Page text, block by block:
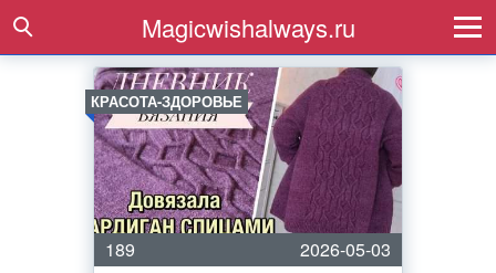
Magicwishalways.ru
КРАСОТА-ЗДОРОВЬЕ
189
2026-05-03